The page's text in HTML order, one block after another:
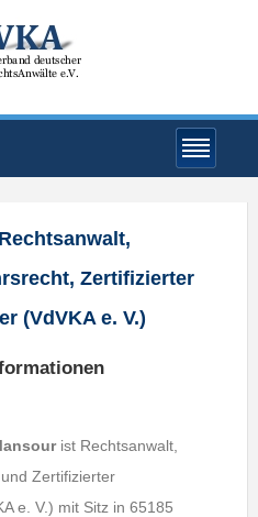
Zertifizierter
(VdVKA e. V.)
ist Rechtsanwalt,
Zertifizierter
e. V.) mit Sitz in 65185